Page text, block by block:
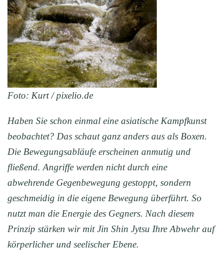
Foto: Kurt / pixelio.de
Haben Sie schon einmal eine asiatische Kampfkunst
beobachtet? Das schaut ganz anders aus als Boxen.
Die Bewegungsabläufe erscheinen anmutig und
fließend. Angriffe werden nicht durch eine
abwehrende Gegenbewegung gestoppt, sondern
geschmeidig in die eigene Bewegung überführt. So
nutzt man die Energie des Gegners. Nach diesem
Prinzip stärken wir mit Jin Shin Jytsu Ihre Abwehr auf
körperlicher und seelischer Ebene.